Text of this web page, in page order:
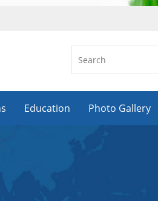
Education Photo Gallery